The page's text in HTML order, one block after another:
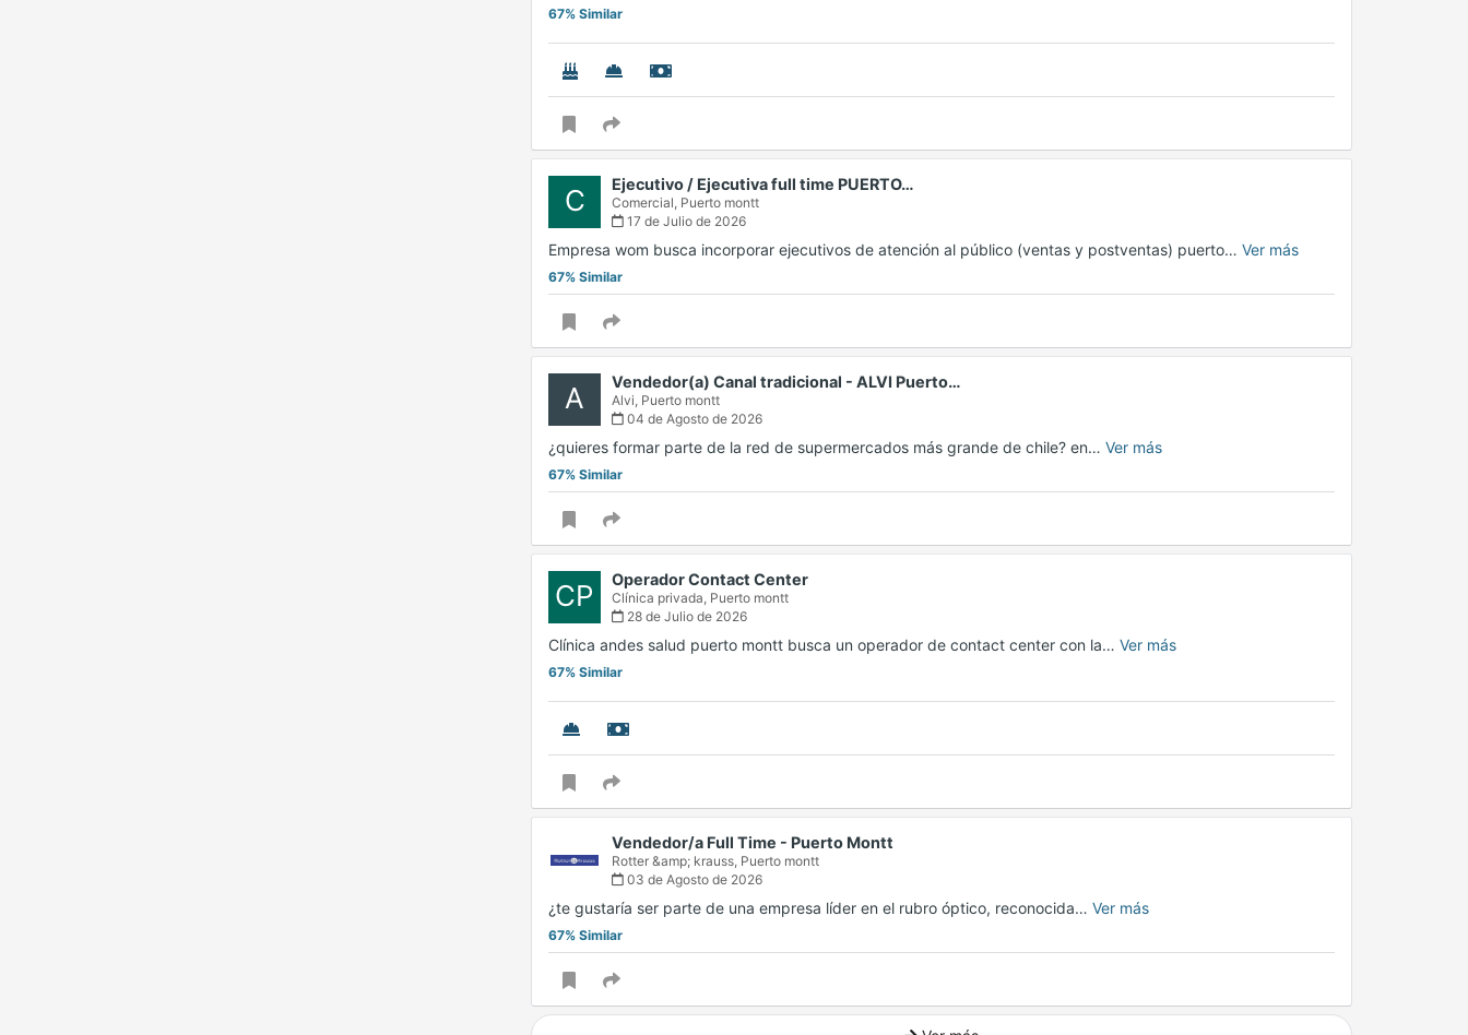
67% Similar
C Ejecutivo / Ejecutiva full time PUERTO…
Comercial, Puerto montt
17 de Julio de 2026
Empresa wom busca incorporar ejecutivos de atención al público (ventas y postventas) puerto… Ver más
67% Similar
A Vendedor(a) Canal tradicional - ALVI Puerto…
Alvi, Puerto montt
04 de Agosto de 2026
¿quieres formar parte de la red de supermercados más grande de chile? en… Ver más
67% Similar
CP Operador Contact Center
Clínica privada, Puerto montt
28 de Julio de 2026
Clínica andes salud puerto montt busca un operador de contact center con la… Ver más
67% Similar
Vendedor/a Full Time - Puerto Montt
Rotter &amp; krauss, Puerto montt
03 de Agosto de 2026
¿te gustaría ser parte de una empresa líder en el rubro óptico, reconocida… Ver más
67% Similar